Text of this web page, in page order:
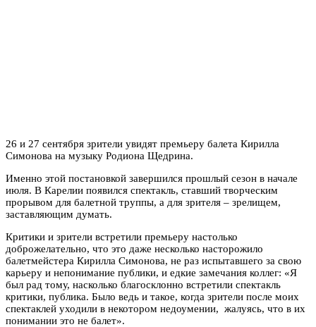
26 и 27 сентября зрители увидят премьеру балета Кирилла
Симонова на музыку Родиона Щедрина.
Именно этой постановкой завершился прошлый сезон в начале
июля. В Карелии появился спектакль, ставший творческим
прорывом для балетной труппы, а для зрителя – зрелищем,
заставляющим думать.
Критики и зрители встретили премьеру настолько
доброжелательно, что это даже несколько насторожило
балетмейстера Кирилла Симонова, не раз испытавшего за свою
карьеру и непонимание публики, и едкие замечания коллег: «Я
был рад тому, насколько благосклонно встретили спектакль
критики, публика. Было ведь и такое, когда зрители после моих
спектаклей уходили в некотором недоумении, жалуясь, что в их
понимании это не балет».